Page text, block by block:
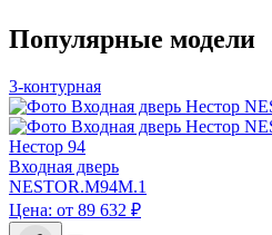
Популярные модели
3-контурная
Нестор 94
Входная дверь
NESTOR.M94M.1
Цена: от 89 632 ₽